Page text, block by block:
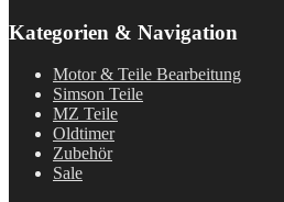
Kategorien & Navigation
Motor & Teile Bearbeitung
Simson Teile
MZ Teile
Oldtimer
Zubehör
Sale